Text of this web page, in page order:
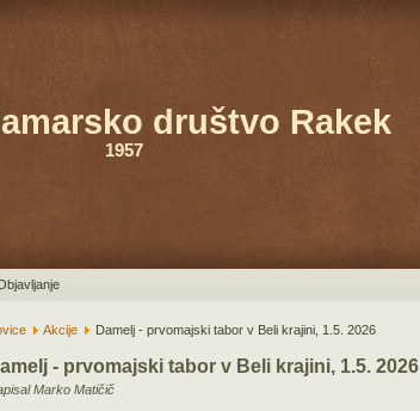
društvo Rakek
1957
Akcije Damelj - prvomajski tabor v Beli krajini, 1.5. 2026
- prvomajski tabor v Beli krajini, 1.5. 2026
Marko Matičič